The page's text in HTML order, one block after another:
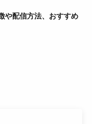
や配信方法、おすすめ